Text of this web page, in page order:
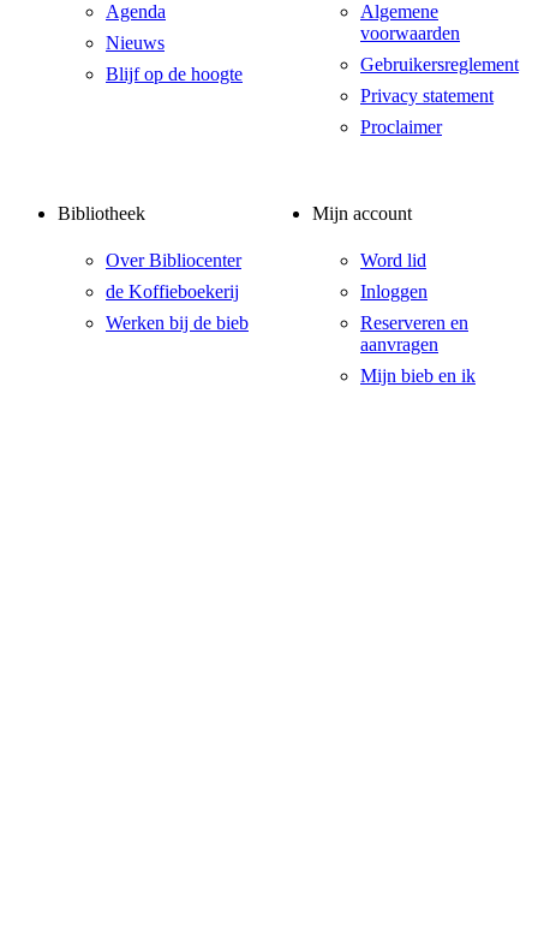
Agenda
Nieuws
Blijf op de hoogte
Algemene
voorwaarden
Gebruikersreglement
Privacy statement
Proclaimer
Bibliotheek
Over Bibliocenter
de Koffieboekerij
Werken bij de bieb
Mijn account
Word lid
Inloggen
Reserveren en
aanvragen
Mijn bieb en ik